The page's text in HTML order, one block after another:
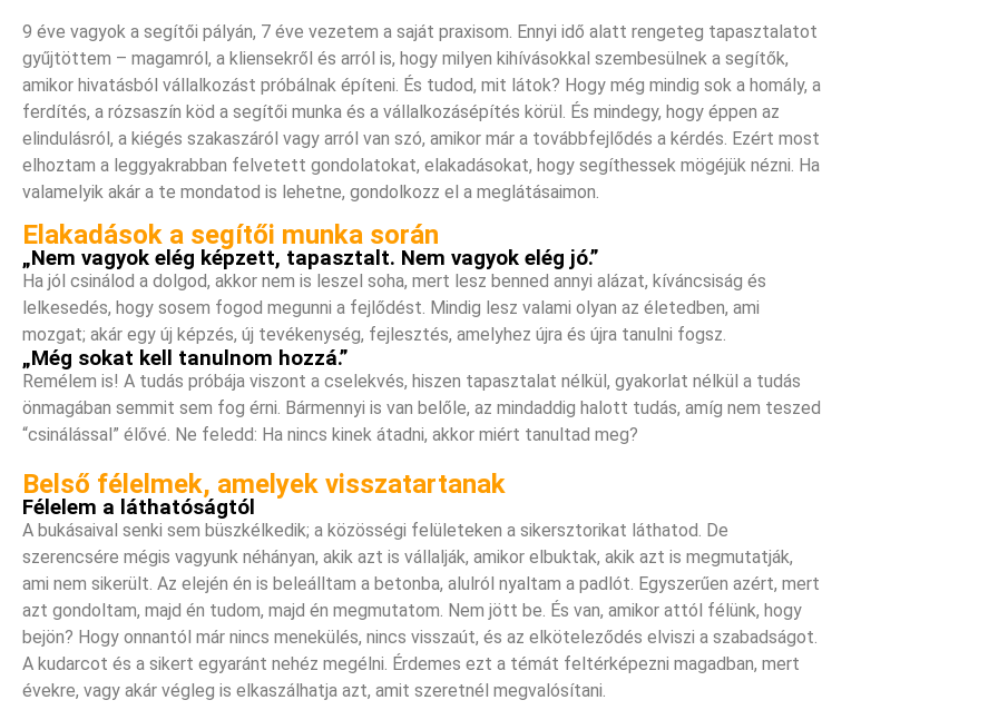
9 éve vagyok a segítői pályán, 7 éve vezetem a saját praxisom. Ennyi idő alatt rengeteg tapasztalatot
gyűjtöttem – magamról, a kliensekről és arról is, hogy milyen kihívásokkal szembesülnek a segítők,
amikor hivatásból vállalkozást próbálnak építeni. És tudod, mit látok? Hogy még mindig sok a homály, a
ferdítés, a rózsaszín köd a segítői munka és a vállalkozásépítés körül. És mindegy, hogy éppen az
elindulásról, a kiégés szakaszáról vagy arról van szó, amikor már a továbbfejlődés a kérdés. Ezért most
elhoztam a leggyakrabban felvetett gondolatokat, elakadásokat, hogy segíthessek mögéjük nézni. Ha
valamelyik akár a te mondatod is lehetne, gondolkozz el a meglátásaimon.
Elakadások a segítői munka során
„Nem vagyok elég képzett, tapasztalt. Nem vagyok elég jó.”
Ha jól csinálod a dolgod, akkor nem is leszel soha, mert lesz benned annyi alázat, kíváncsiság és
lelkesedés, hogy sosem fogod megunni a fejlődést. Mindig lesz valami olyan az életedben, ami
mozgat; akár egy új képzés, új tevékenység, fejlesztés, amelyhez újra és újra tanulni fogsz.
„Még sokat kell tanulnom hozzá.”
Remélem is! A tudás próbája viszont a cselekvés, hiszen tapasztalat nélkül, gyakorlat nélkül a tudás
önmagában semmit sem fog érni. Bármennyi is van belőle, az mindaddig halott tudás, amíg nem teszed
“csinálással” élővé. Ne feledd: Ha nincs kinek átadni, akkor miért tanultad meg?
Belső félelmek, amelyek visszatartanak
Félelem a láthatóságtól
A bukásaival senki sem büszkélkedik; a közösségi felületeken a sikersztorikat láthatod. De
szerencsére mégis vagyunk néhányan, akik azt is vállalják, amikor elbuktak, akik azt is megmutatják,
ami nem sikerült. Az elején én is beleálltam a betonba, alulról nyaltam a padlót. Egyszerűen azért, mert
azt gondoltam, majd én tudom, majd én megmutatom. Nem jött be. És van, amikor attól félünk, hogy
bejön? Hogy onnantól már nincs menekülés, nincs visszaút, és az elköteleződés elviszi a szabadságot.
A kudarcot és a sikert egyaránt nehéz megélni. Érdemes ezt a témát feltérképezni magadban, mert
évekre, vagy akár végleg is elkaszálhatja azt, amit szeretnél megvalósítani.